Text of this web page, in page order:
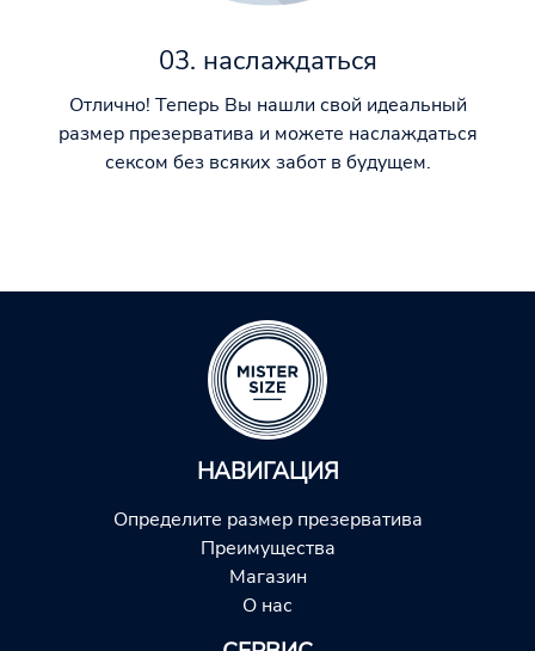
03. наслаждаться
Отлично! Теперь Вы нашли свой идеальный
размер презерватива и можете наслаждаться
сексом без всяких забот в будущем.
НАВИГАЦИЯ
Определите размер презерватива
Преимущества
Магазин
О нас